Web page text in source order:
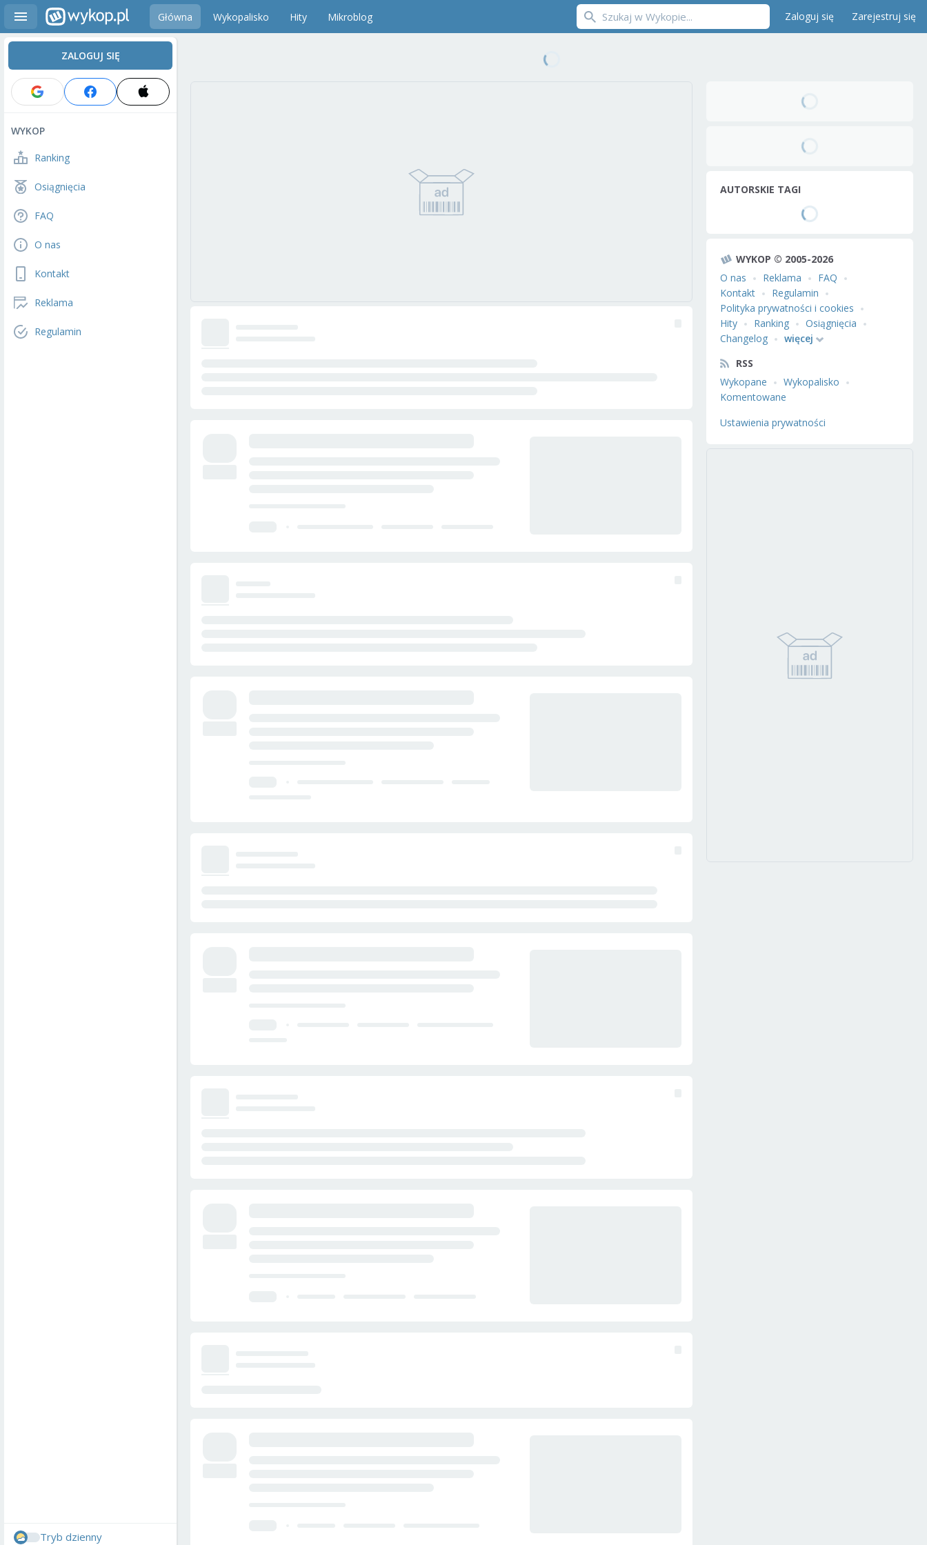
Główna Wykopalisko Hity Mikroblog Zaloguj się Zarejestruj się
ZALOGUJ SIĘ
WYKOP
Ranking
Osiągnięcia
FAQ
O nas
Kontakt
Reklama
Regulamin
Tryb dzienny
AUTORSKIE TAGI
WYKOP © 2005-2026
O nas
Reklama
FAQ
Kontakt
Regulamin
Polityka prywatności i cookies
Hity
Ranking
Osiągnięcia
Changelog
więcej
RSS
Wykopane
Wykopalisko
Komentowane
Ustawienia prywatności